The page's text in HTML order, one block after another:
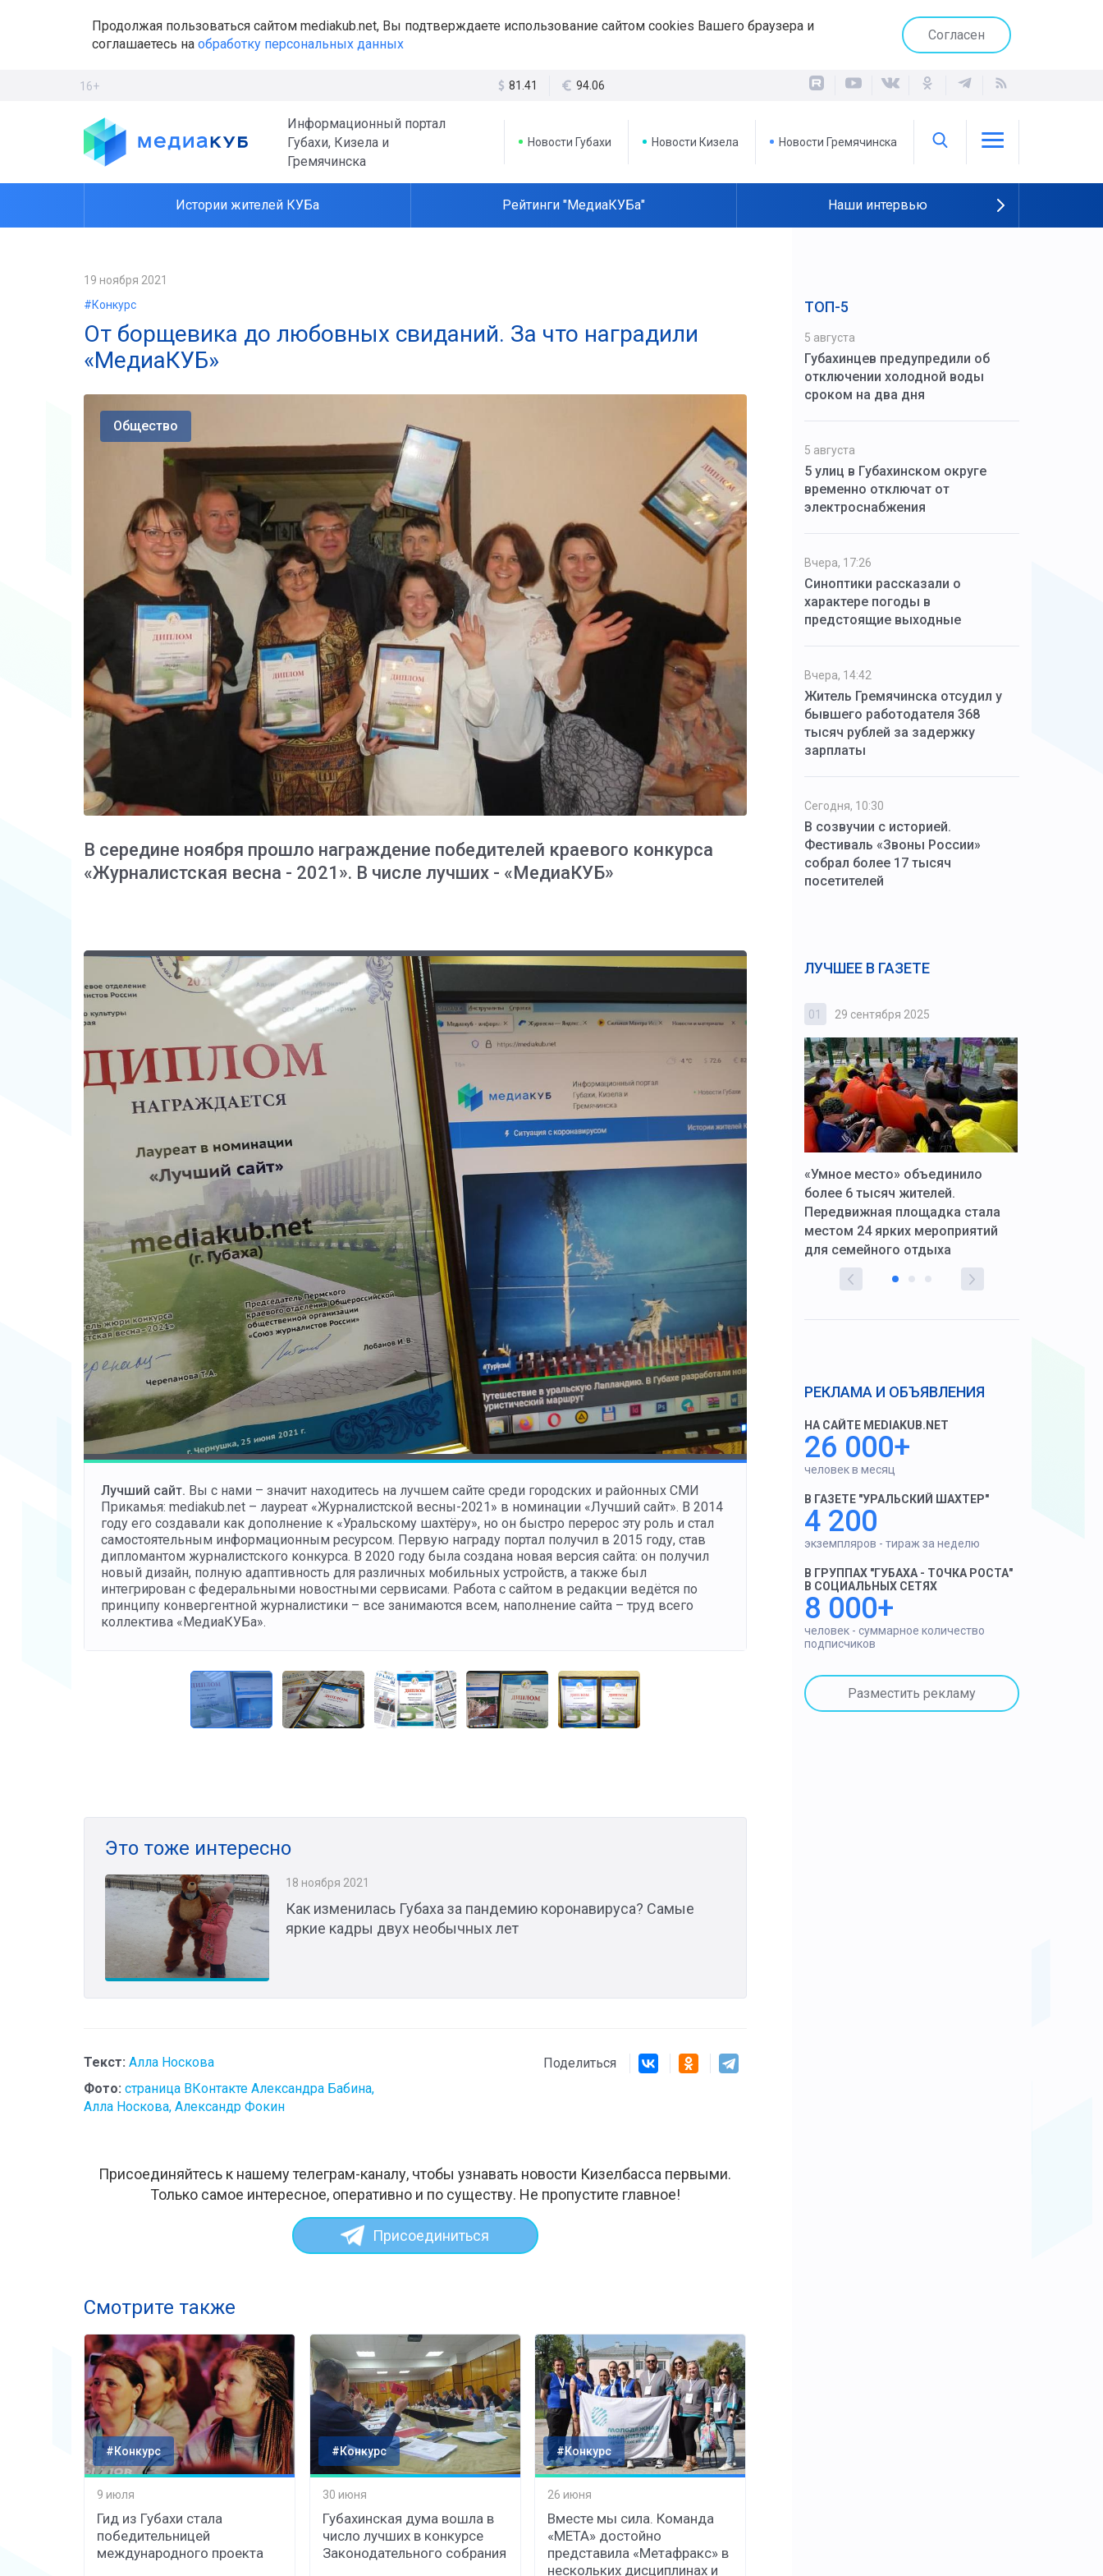
Продолжая пользоваться сайтом mediakub.net, Вы подтверждаете использование сайтом cookies Вашего браузера и
соглашаетесь на обработку персональных данных
Согласен
16+ 81.41 94.06
Информационный портал
Губахи, Кизела и
Гремячинска
Новости Губахи Новости Кизела Новости Гремячинска
Истории жителей КУБа Рейтинги "МедиаКУБа" Наши интервью
19 ноября 2021
#Конкурс
От борщевика до любовных свиданий. За что наградили
«МедиаКУБ»
Общество
В середине ноября прошло награждение победителей краевого конкурса
«Журналистская весна - 2021». В числе лучших - «МедиаКУБ»
Лучший сайт. Вы с нами – значит находитесь на лучшем сайте среди городских и районных СМИ
Прикамья: mediakub.net – лауреат «Журналистской весны-2021» в номинации «Лучший сайт». В 2014
году его создавали как дополнение к «Уральскому шахтёру», но он быстро перерос эту роль и стал
самостоятельным информационным ресурсом. Первую награду портал получил в 2015 году, став
дипломантом журналистского конкурса. В 2020 году была создана новая версия сайта: он получил
новый дизайн, полную адаптивность для различных мобильных устройств, а также был
интегрирован с федеральными новостными сервисами. Работа с сайтом в редакции ведётся по
принципу конвергентной журналистики – все занимаются всем, наполнение сайта – труд всего
коллектива «МедиаКУБа».
«Уральский шахтёр» - дипломант в номинации
она развивается, меняется. В 2020 году
проекты: «Главное в КУБе за неделю»,
вопросы», «Наши читатели», «Хороший вопрос»,
Это тоже интересно
18 ноября 2021
Как изменилась Губаха за пандемию коронавируса? Самые
яркие кадры двух необычных лет
Текст: Алла Носкова
Фото: страница ВКонтакте Александра Бабина,
Алла Носкова, Александр Фокин
Поделиться
Присоединяйтесь к нашему телеграм-каналу, чтобы узнавать новости Кизелбасса первыми.
Только самое интересное, оперативно и по существу. Не пропустите главное!
Присоединиться
Смотрите также
#Конкурс
9 июля
Гид из Губахи стала
победительницей
международного проекта
#Конкурс
30 июня
Губахинская дума вошла в
число лучших в конкурсе
Законодательного собрания
#Конкурс
26 июня
Вместе мы сила. Команда
«МЕТА» достойно
представила «Метафракс» в
нескольких дисциплинах и
ТОП-5
5 августа
Губахинцев предупредили об
отключении холодной воды
сроком на два дня
5 августа
5 улиц в Губахинском округе
временно отключат от
электроснабжения
Вчера, 17:26
Синоптики рассказали о
характере погоды в
предстоящие выходные
Вчера, 14:42
Житель Гремячинска отсудил у
бывшего работодателя 368
тысяч рублей за задержку
зарплаты
Сегодня, 10:30
В созвучии с историей.
Фестиваль «Звоны России»
собрал более 17 тысяч
посетителей
ЛУЧШЕЕ В ГАЗЕТЕ
03 4 октября 2025
Штурмовик огня. Казак Алексей
Коробов после возвращения со
реальностью свою детскую
мечту
01 29 сентября 2025
«Умное место» объединило
более 6 тысяч жителей.
Передвижная площадка стала
местом 24 ярких мероприятий
для семейного отдыха
РЕКЛАМА И ОБЪЯВЛЕНИЯ
НА САЙТЕ MEDIAKUB.NET
26 000+
человек в месяц
В ГАЗЕТЕ "УРАЛЬСКИЙ ШАХТЕР"
4 200
экземпляров - тираж за неделю
В ГРУППАХ "ГУБАХА - ТОЧКА РОСТА"
В СОЦИАЛЬНЫХ СЕТЯХ
8 000+
человек - суммарное количество
подписчиков
Разместить рекламу